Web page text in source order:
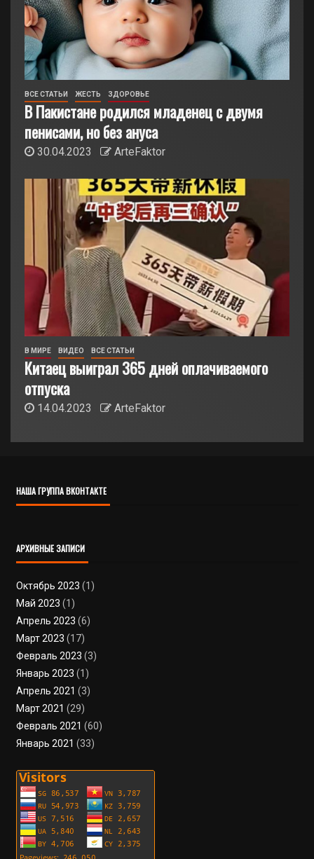
ВСЕ СТАТЬИ ЖЕСТЬ ЗДОРОВЬЕ
В Пакистане родился младенец с двумя
пенисами, но без ануса
30.04.2023 ArteFaktor
В МИРЕ ВИДЕО ВСЕ СТАТЬИ
Китаец выиграл 365 дней оплачиваемого
отпуска
14.04.2023 ArteFaktor
НАША ГРУППА ВКОНТАКТЕ
АРХИВНЫЕ ЗАПИСИ
Октябрь 2023 (1)
Май 2023 (1)
Апрель 2023 (6)
Март 2023 (17)
Февраль 2023 (3)
Январь 2023 (1)
Апрель 2021 (3)
Март 2021 (29)
Февраль 2021 (60)
Январь 2021 (33)